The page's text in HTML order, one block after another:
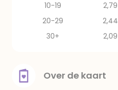
10-19
2,79
20-29
2,44
30+
2,09
Over de kaart